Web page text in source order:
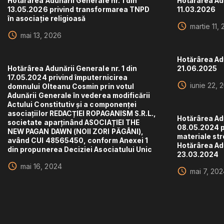
13.05.2026 privind transformarea TNPD
în asociație religioasă
mai 13, 2026
11.03.2026
martie 11,
Hotărârea
21.06.2025
iunie 22,
Hotărârea Adunării Generale nr. 1 din
17.05.2024 privind împuternicirea
domnului Olteanu Cosmin prin votul
Adunării Generale în vederea modificării
Actului Constitutiv și a componenței
asociațiilor REDACȚIEI ROPAGANISM S.R.L.,
societate aparținând ASOCIAȚIEI THE
NEW PAGAN DAWN (NOII ZORI PĂGÂNI),
având CUI 48565450, conform Anexei 1
din propunerea Deciziei Asociatului Unic
mai 16, 2024
Hotărârea
08.05.2024
materiale
Hotărârea
23.03.2024
mai 7,